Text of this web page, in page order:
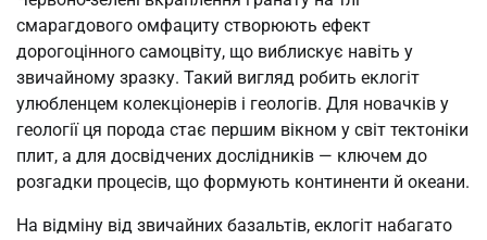
смарагдового омфациту створюють ефект
дорогоцінного самоцвіту, що виблискує навіть у
звичайному зразку. Такий вигляд робить еклогіт
улюбленцем колекціонерів і геологів. Для новачків у
геології ця порода стає першим вікном у світ тектоніки
плит, а для досвідчених дослідників — ключем до
розгадки процесів, що формують континенти й океани.
На відміну від звичайних базальтів, еклогіт набагато